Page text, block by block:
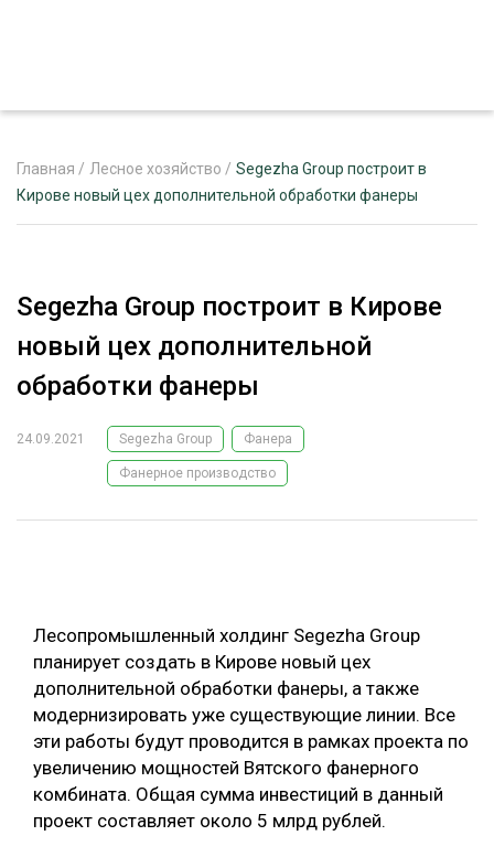
РЕКЛАМОДАТЕЛЯМ
ЛЕСНОЕ ХОЗЯЙСТВО
ЛЕСОЗАГОТОВКА
ОБРАБОТКА ДРЕВЕСИНЫ
ЛЕСОВОССТАНОВЛЕНИЕ И ЗАЩИТА
ЛОГИСТИКА
ПРОИЗВОДСТВО ДРЕВЕСНЫХ ПЛИТ
ЦБП
КОМПЛЕКСНАЯ ПЕРЕРАБОТКА
ТЕМАТИЧЕСКИЕ ПРОЕКТЫ
ЭКСПЕРТНОЕ МНЕНИЕ
Главная / Лесное хозяйство / Segezha Group построит в
Кирове новый цех дополнительной обработки фанеры
Segezha Group построит в Кирове
новый цех дополнительной
обработки фанеры
24.09.2021 Segezha Group Фанера
Фанерное производство
Лесопромышленный холдинг Segezha Group
планирует создать в Кирове новый цех
дополнительной обработки фанеры, а также
модернизировать уже существующие линии. Все
эти работы будут проводится в рамках проекта по
увеличению мощностей Вятского фанерного
комбината. Общая сумма инвестиций в данный
проект составляет около 5 млрд рублей.